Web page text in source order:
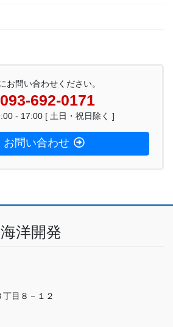
お問い合わせください。
093-692-0171
- 17:00 [ 土日・祝日除く ]
お問い合わせ
洋開発
目８－１２